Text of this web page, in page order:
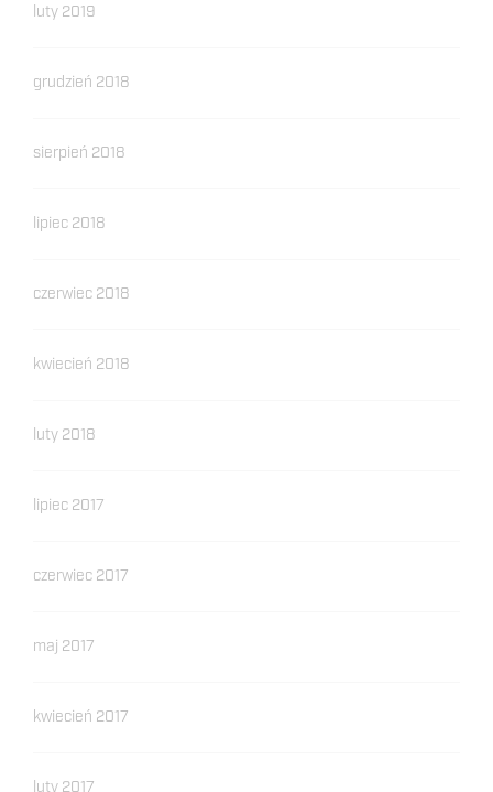
luty 2019
grudzień 2018
sierpień 2018
lipiec 2018
czerwiec 2018
kwiecień 2018
luty 2018
lipiec 2017
czerwiec 2017
maj 2017
kwiecień 2017
luty 2017